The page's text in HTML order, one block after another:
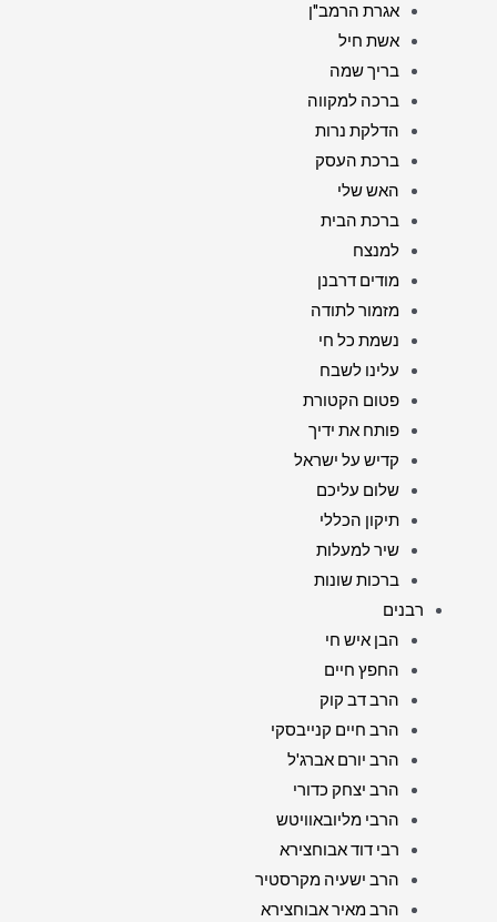
אגרת הרמב"ן
אשת חיל
בריך שמה
ברכה למקווה
הדלקת נרות
ברכת העסק
האש שלי
ברכת הבית
למנצח
מודים דרבנן
מזמור לתודה
נשמת כל חי
עלינו לשבח
פטום הקטורת
פותח את ידיך
קדיש על ישראל
שלום עליכם
תיקון הכללי
שיר למעלות
ברכות שונות
רבנים
הבן איש חי
החפץ חיים
הרב דב קוק
הרב חיים קנייבסקי
הרב יורם אברג'ל
הרב יצחק כדורי
הרבי מליובאוויטש
רבי דוד אבוחצירא
הרב ישעיה מקרסטיר
הרב מאיר אבוחצירא